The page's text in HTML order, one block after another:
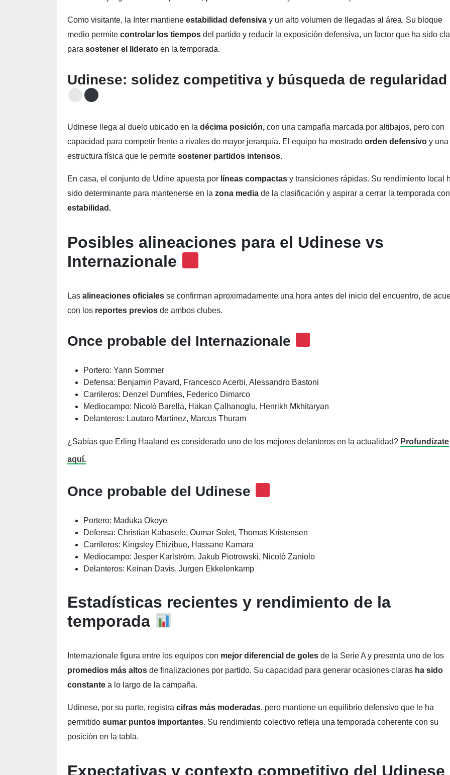
Como visitante, la Inter mantiene estabilidad defensiva y un alto volumen de llegadas al área. Su bloque
medio permite controlar los tiempos del partido y reducir la exposición defensiva, un factor que ha sido
para sostener el liderato en la temporada.
Udinese: solidez competitiva y búsqueda de regularidad
Udinese llega al duelo ubicado en la décima posición, con una campaña marcada por altibajos, pero con
capacidad para competir frente a rivales de mayor jerarquía. El equipo ha mostrado orden defensivo y una
estructura física que le permite sostener partidos intensos.
En casa, el conjunto de Udine apuesta por líneas compactas y transiciones rápidas. Su rendimiento local
sido determinante para mantenerse en la zona media de la clasificación y aspirar a cerrar la temporada con
estabilidad.
Posibles alineaciones para el Udinese vs
Internazionale
Las alineaciones oficiales se confirman aproximadamente una hora antes del inicio del encuentro, de
con los reportes previos de ambos clubes.
Once probable del Internazionale
Portero: Yann Sommer
Defensa: Benjamin Pavard, Francesco Acerbi, Alessandro Bastoni
Carrileros: Denzel Dumfries, Federico Dimarco
Mediocampo: Nicolò Barella, Hakan Çalhanoglu, Henrikh Mkhitaryan
Delanteros: Lautaro Martínez, Marcus Thuram
¿Sabías que Erling Haaland es considerado uno de los mejores delanteros en la actualidad? Profundízate
aquí.
Once probable del Udinese
Portero: Maduka Okoye
Defensa: Christian Kabasele, Oumar Solet, Thomas Kristensen
Carrileros: Kingsley Ehizibue, Hassane Kamara
Mediocampo: Jesper Karlström, Jakub Piotrowski, Nicolò Zaniolo
Delanteros: Keinan Davis, Jurgen Ekkelenkamp
Estadísticas recientes y rendimiento de la
temporada
Internazionale figura entre los equipos con mejor diferencial de goles de la Serie A y presenta uno de los
promedios más altos de finalizaciones por partido. Su capacidad para generar ocasiones claras ha sido
constante a lo largo de la campaña.
Udinese, por su parte, registra cifras más moderadas, pero mantiene un equilibrio defensivo que le ha
permitido sumar puntos importantes. Su rendimiento colectivo refleja una temporada coherente con su
posición en la tabla.
Expectativas y contexto competitivo del Udinese